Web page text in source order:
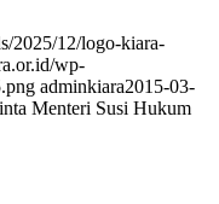
2025/12/logo-kiara-
wp-
adminkiara2015-03-
Menteri Susi Hukum